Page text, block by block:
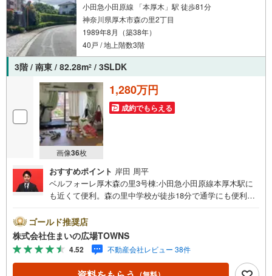
小田急小田原線 「本厚木」駅 徒歩81分
神奈川県厚木市森の里2丁目
1989年8月（築38年）
40戸 / 地上階数3階
3階 / 南東 / 82.28m2 / 3SLDK
画像36枚
1,280万円
成約でもらえる
おすすめポイント 岸田 周平
ベルフォーレ厚木森の里3号棟:小田急小田原線本厚木駅に
も近くて便利。森の里中学校が徒歩18分で通学にも便利で
ックス付きの物件なので、靴をたくさん持っている方でも
安心です。広々としたワイドバルコニーがあります。窓が
複数個あり、通風良好で快適なお部屋です。住んでいて心
地の良い中古マンションで魅力的です。
ゴールド推奨店
株式会社住まいの広場TOWNS
4.52 不動産会社レビュー 38件